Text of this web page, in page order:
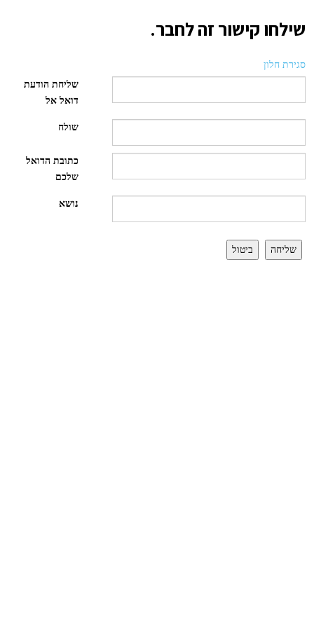
שילחו קישור זה לחבר.
סגירת חלון
שליחת הודעת
דואל אל
שולח
כתובת הדואל
שלכם
נושא
שליחה ביטול